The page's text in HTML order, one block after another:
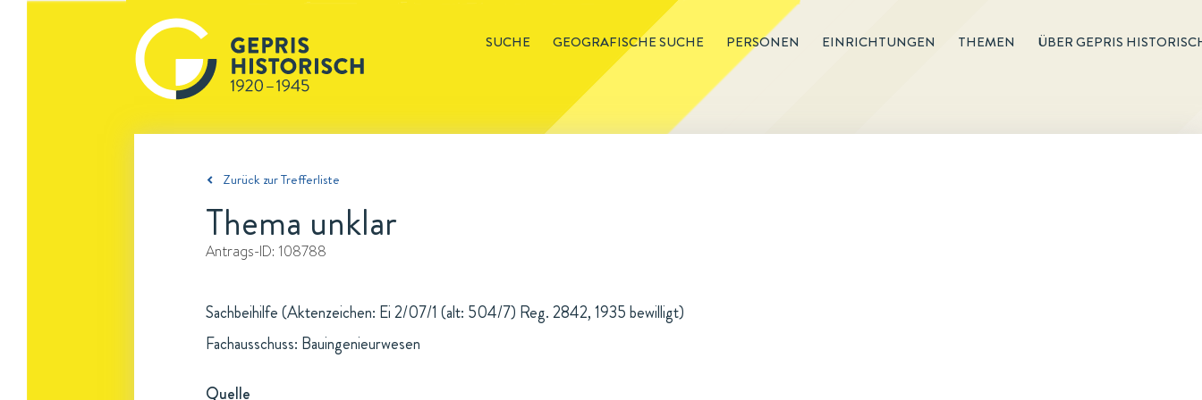
SUCHE GEOGRAFISCHE SUCHE PERSONEN EINRICHTUNGEN THEMEN ÜBER GEPRIS
Zurück zur Trefferliste
Thema unklar
Antrags-ID: 108788
Sachbeihilfe (Aktenzeichen: Ei 2/07/1 (alt: 504/7) Reg. 2842, 1935 bewilligt)
Fachausschuss: Bauingenieurwesen
Quelle